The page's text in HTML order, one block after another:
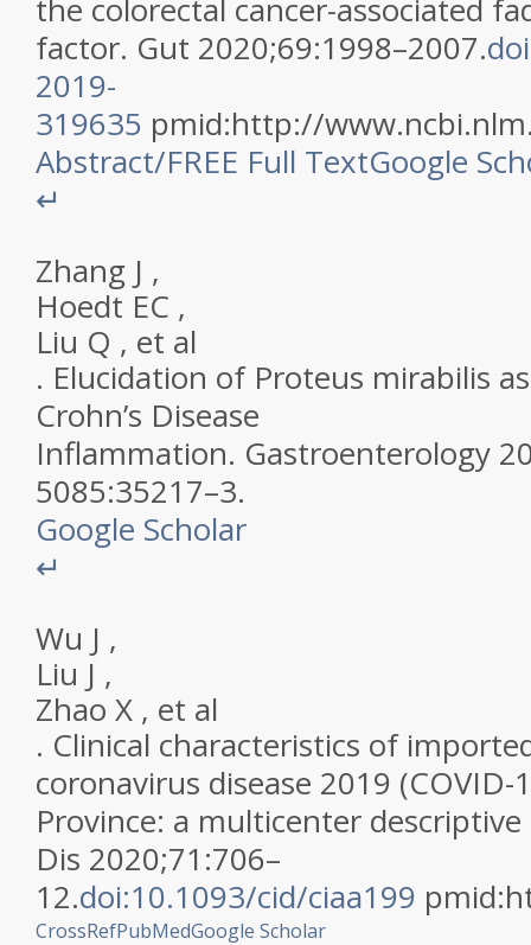
the colorectal cancer-associated
factor. Gut 2020;69:1998–2007.
2019-
319635 pmid:http://
Abstract/FREE Full TextGoogle
↵
Zhang J ,
Hoedt EC ,
Liu Q , et al
. Elucidation of Proteus mirabilis
Crohn’s Disease
Inflammation. Gastroenterology
5085:35217–3.
Google Scholar
↵
Wu J ,
Liu J ,
Zhao X , et al
. Clinical characteristics of
coronavirus disease 2019 (COVID-
Province: a multicenter
Dis 2020;71:706–
12.doi:10.1093/cid/ciaa199 pmid:
CrossRefPubMedGoogle Scholar